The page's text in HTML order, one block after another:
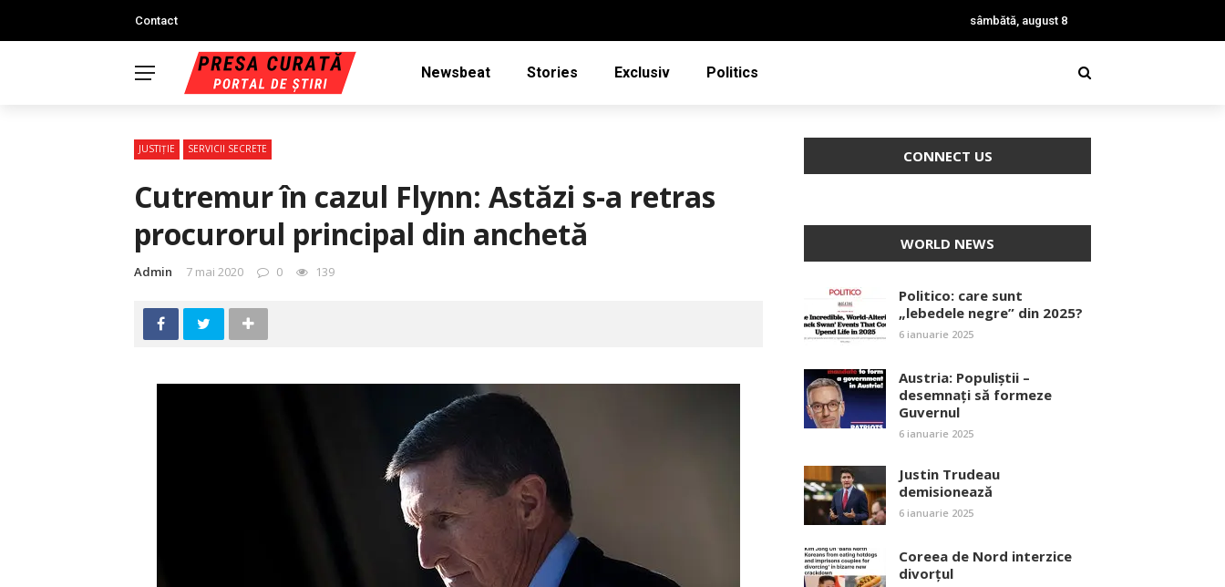
Contact sâmbătă, august 8
Newsbeat Stories Exclusiv Politics
JUSTIŢIE SERVICII SECRETE
Cutremur în cazul Flynn: Astăzi s-a retras
procurorul principal din anchetă
Admin 7 mai 2020 0 139
CONNECT US
WORLD NEWS
Politico: care sunt
„lebedele negre” din 2025?
6 ianuarie 2025
Austria: Populiștii –
desemnați să formeze
Guvernul
6 ianuarie 2025
Justin Trudeau
demisionează
6 ianuarie 2025
Coreea de Nord interzice
divorțul